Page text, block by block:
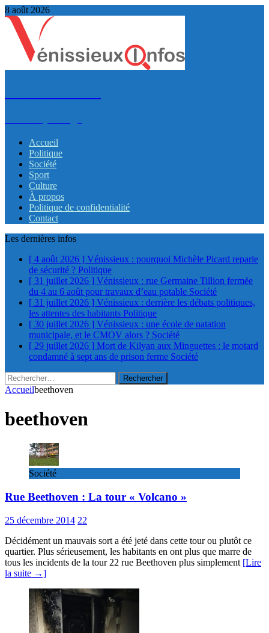
8 août 2026
Accueil
Politique
Société
Sport
Culture
À propos
Politique de confidentialité
Contact
Les dernières infos
[ 4 août 2026 ] Vénissieux : pourquoi Michèle Picard reparle
de sécurité ? Politique
[ 31 juillet 2026 ] Vénissieux : rue Germaine Tillion fermée
du 4 au 6 août pour travaux d’eau potable Société
[ 31 juillet 2026 ] Vénissieux : derrière les débats politiques,
les attentes des habitants Politique
[ 30 juillet 2026 ] Vénissieux : une école de natation
municipale, et le CMOV alors ? Société
[ 29 juillet 2026 ] Mort de Kilyan aux Minguettes : le motard
condamné à sept ans de prison ferme Société
Rechercher :
Accueilbeethoven
beethoven
Société
Rue Beethoven : La tour « Volcano »
25 décembre 2014 22
Décidément un mauvais sort a été jeté dans cette tour ou plutôt ce
quartier. Plus sérieusement, les habitants en ont plus que marre de
tous les incidents de la tour 22 rue Beethoven plus simplement [Lire
la suite →]